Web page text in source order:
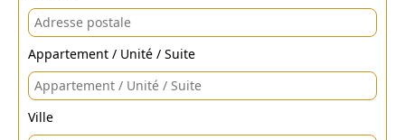
Appartement / Unité / Suite
Ville